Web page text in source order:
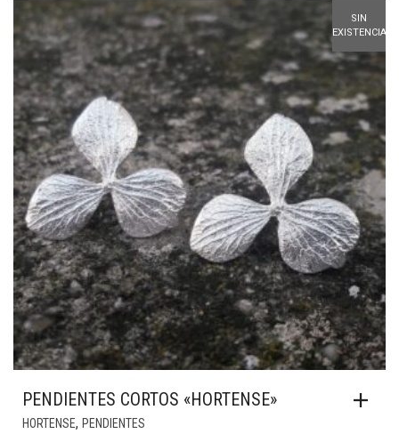
SIN
EXISTENCIAS
PENDIENTES CORTOS «HORTENSE»
HORTENSE, PENDIENTES